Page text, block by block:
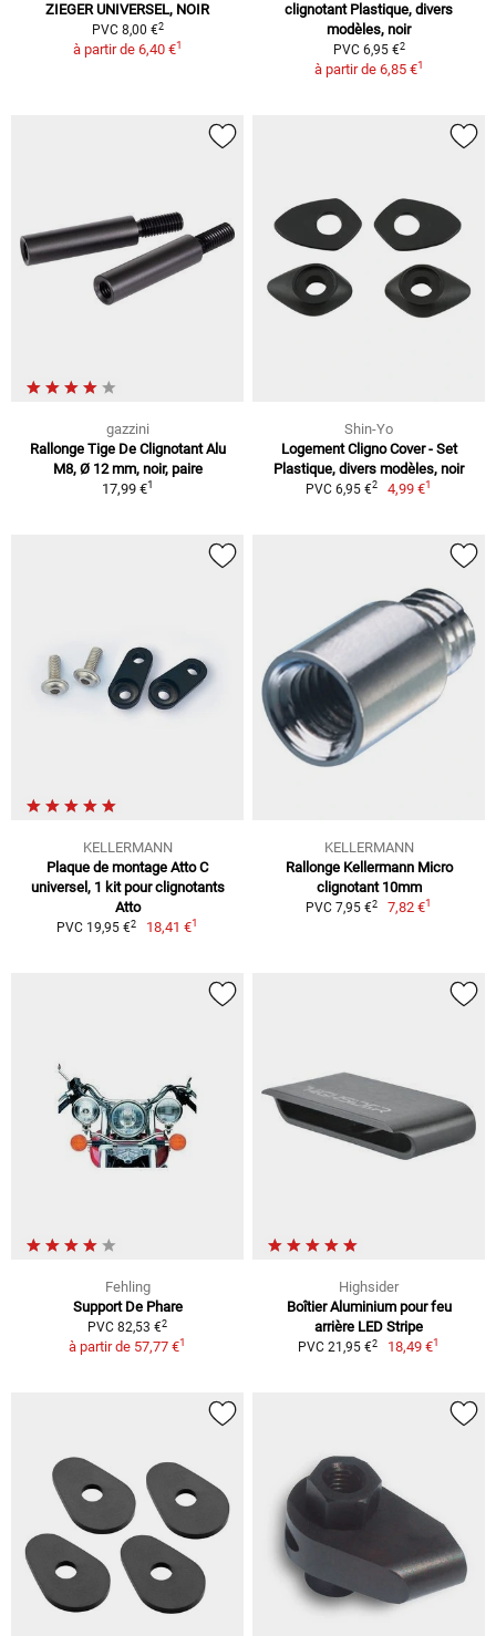
ZIEGER UNIVERSEL, NOIR
PVC 8,00 €2
à partir de 6,40 €1
clignotant Plastique, divers
modèles, noir
PVC 6,95 €2
à partir de 6,85 €1
gazzini
Rallonge Tige De Clignotant Alu
M8, Ø 12 mm, noir, paire
17,99 €1
Shin-Yo
Logement Cligno Cover - Set
Plastique, divers modèles, noir
PVC 6,95 €2 4,99 €1
KELLERMANN
Plaque de montage Atto C
universel, 1 kit pour clignotants
Atto
PVC 19,95 €2 18,41 €1
KELLERMANN
Rallonge Kellermann Micro
clignotant 10mm
PVC 7,95 €2 7,82 €1
Fehling
Support De Phare
PVC 82,53 €2
à partir de 57,77 €1
Highsider
Boîtier Aluminium pour feu
arrière LED Stripe
PVC 21,95 €2 18,49 €1